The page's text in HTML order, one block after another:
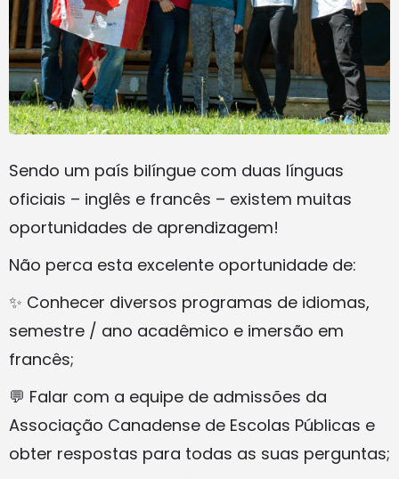
Sendo um país bilíngue com duas línguas
oficiais – inglês e francês – existem muitas
oportunidades de aprendizagem!
Não perca esta excelente oportunidade de:
✨ Conhecer diversos programas de idiomas,
semestre / ano acadêmico e imersão em
francês;
💬 Falar com a equipe de admissões da
Associação Canadense de Escolas Públicas e
obter respostas para todas as suas perguntas;